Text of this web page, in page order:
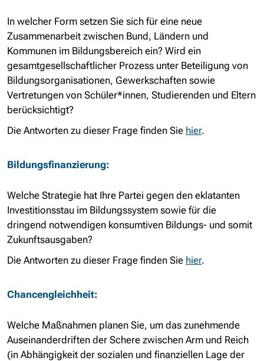
In welcher Form setzen Sie sich für eine neue
Zusammenarbeit zwischen Bund, Ländern und
Kommunen im Bildungsbereich ein? Wird ein
gesamtgesellschaftlicher Prozess unter Beteiligung von
Bildungsorganisationen, Gewerkschaften sowie
Vertretungen von Schüler*innen, Studierenden und Eltern
berücksichtigt?
Die Antworten zu dieser Frage finden Sie hier.
Bildungsfinanzierung:
Welche Strategie hat Ihre Partei gegen den eklatanten
Investitionsstau im Bildungssystem sowie für die
dringend notwendigen konsumtiven Bildungs- und somit
Zukunftsausgaben?
Die Antworten zu dieser Frage finden Sie hier.
Chancengleichheit:
Welche Maßnahmen planen Sie, um das zunehmende
Auseinanderdriften der Schere zwischen Arm und Reich
(in Abhängigkeit der sozialen und finanziellen Lage der